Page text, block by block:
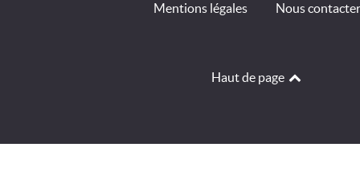
Mentions légales Nous contacter
Haut de page